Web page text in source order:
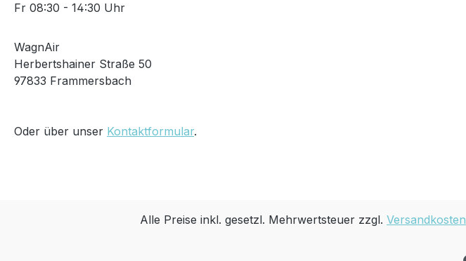
Fr 08:30 - 14:30 Uhr
WagnAir
Herbertshainer Straße 50
97833 Frammersbach
Oder über unser Kontaktformular.
Alle Preise inkl. gesetzl. Mehrwertsteuer zzgl. Versandkosten